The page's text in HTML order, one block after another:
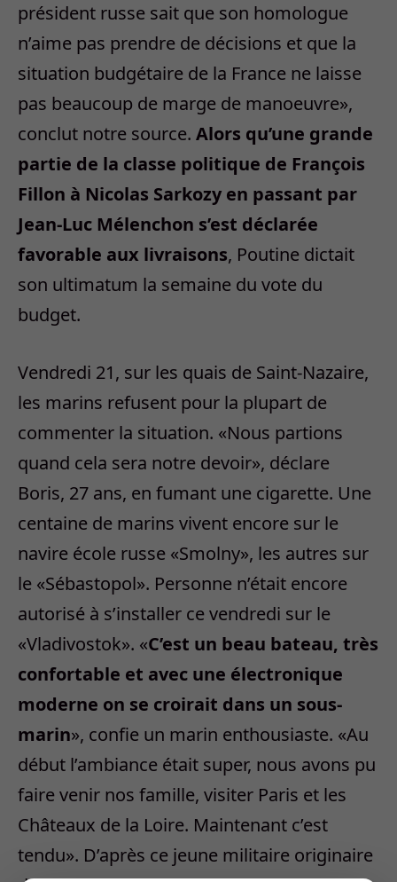
président russe sait que son homologue
n’aime pas prendre de décisions et que la
situation budgétaire de la France ne laisse
pas beaucoup de marge de manoeuvre»,
conclut notre source. Alors qu’une grande
partie de la classe politique de François
Fillon à Nicolas Sarkozy en passant par
Jean-Luc Mélenchon s’est déclarée
favorable aux livraisons, Poutine dictait
son ultimatum la semaine du vote du
budget.
Vendredi 21, sur les quais de Saint-Nazaire,
les marins refusent pour la plupart de
commenter la situation. «Nous partions
quand cela sera notre devoir», déclare
Boris, 27 ans, en fumant une cigarette. Une
centaine de marins vivent encore sur le
navire école russe «Smolny», les autres sur
le «Sébastopol». Personne n’était encore
autorisé à s’installer ce vendredi sur le
«Vladivostok». «C’est un beau bateau, très
confortable et avec une électronique
moderne on se croirait dans un sous-
marin», confie un marin enthousiaste. «Au
début l’ambiance était super, nous avons pu
faire venir nos famille, visiter Paris et les
Châteaux de la Loire. Maintenant c’est
tendu». D’après ce jeune militaire originaire